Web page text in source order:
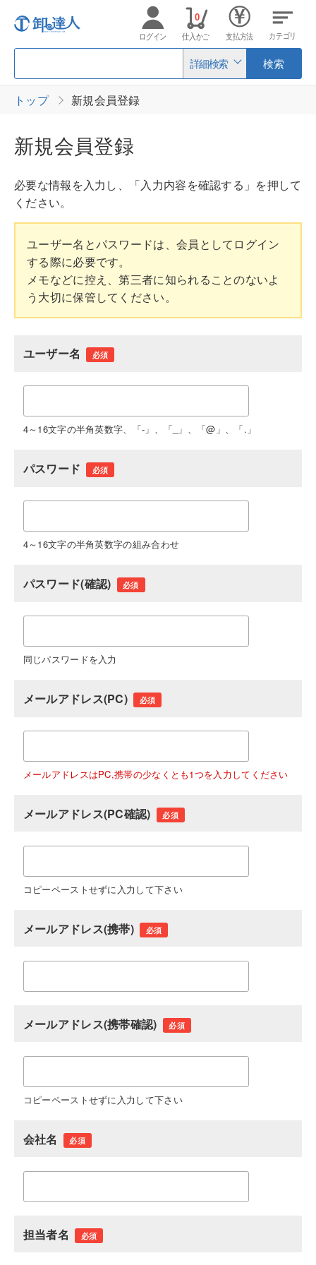
詳細検索 検索
ログイン 仕入かご
0
支払方法 カテゴリ
トップ 新規会員登録
新規会員登録
必要な情報を入力し、「入力内容を確認する」を押して
ください。
ユーザー名とパスワードは、会員としてログイン
する際に必要です。
メモなどに控え、第三者に知られることのないよ
う大切に保管してください。
ユーザー名 必須
4～16文字の半角英数字、「-」、「_」、「@」、「.」
パスワード 必須
4～16文字の半角英数字の組み合わせ
パスワード(確認) 必須
同じパスワードを入力
メールアドレス(PC) 必須
メールアドレスはPC,携帯の少なくとも1つを入力してください
メールアドレス(PC確認) 必須
コピーペーストせずに入力して下さい
メールアドレス(携帯) 必須
メールアドレス(携帯確認) 必須
コピーペーストせずに入力して下さい
会社名 必須
担当者名 必須